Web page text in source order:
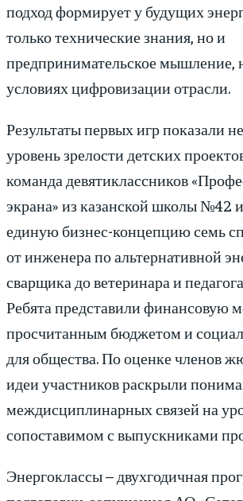
подход формирует у будущих
только технические знания, но и
предпринимательское мышление,
условиях цифровизации отрасли.
Результаты первых игр показали
уровень зрелости детских
команда девятиклассников
экрана» из казанской школы №42
единую бизнес-концепцию семь
от инженера по альтернативной
сварщика до ветеринара и
Ребята представили финансовую
просчитанным бюджетом и
для общества. По оценке членов
идеи участников раскрыли
междисциплинарных связей на
сопоставимом с выпускниками
Энергоклассы – двухгодичная